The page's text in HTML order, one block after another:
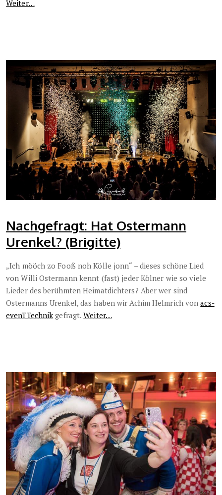
Weiter…
Nachgefragt: Hat Ostermann
Urenkel? (Brigitte)
„Ich mööch zo Fooß noh Kölle jonn“ – dieses schöne Lied
von Willi Ostermann kennt (fast) jeder Kölner wie so viele
Lieder des berühmten Heimatdichters? Aber wer sind
Ostermanns Urenkel, das haben wir Achim Helmrich vonacs-
evenTTechnik gefragt.Weiter…